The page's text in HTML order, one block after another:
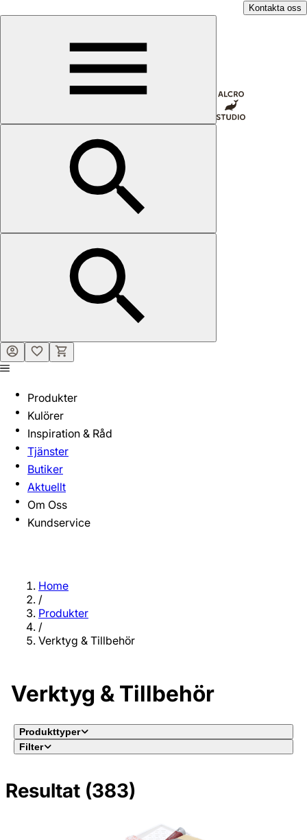
Kontakta oss
Produkter
Kulörer
Inspiration & Råd
Tjänster
Butiker
Aktuellt
Om Oss
Kundservice
Home
/
Produkter
/
Verktyg & Tillbehör
Verktyg & Tillbehör
Produkttyper
Filter
Resultat (383)